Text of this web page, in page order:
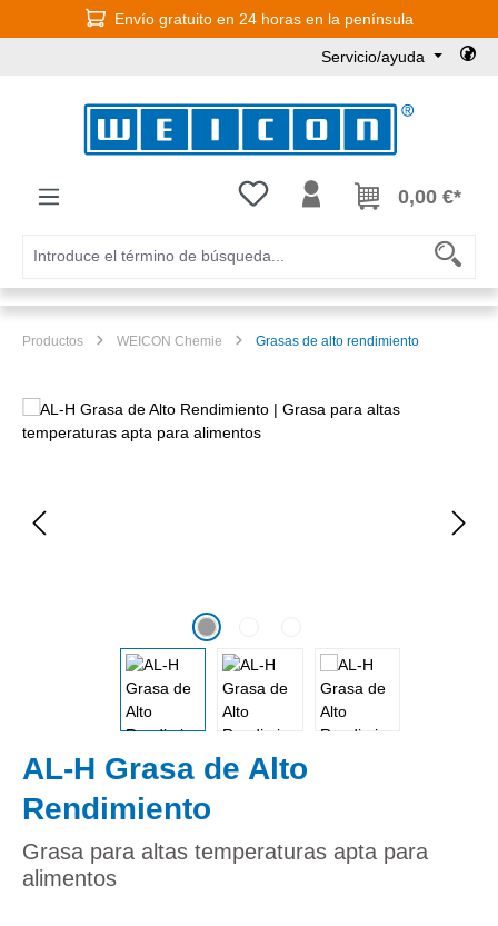
Saltar al contenido principalEnvío gratuito en 24 horas en la península
Servicio/ayuda
Tienes 0 artículos en tu lista de
0,00 €*
Productos WEICON Chemie Grasas de alto rendimiento
Omitir galería de imágenes
AL-H Grasa de Alto
Rendimiento
Grasa para altas temperaturas apta para
alimentos